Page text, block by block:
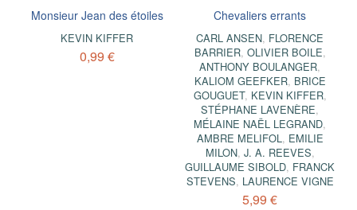
Monsieur Jean des étoiles
KEVIN KIFFER
0,99 €
Chevaliers errants
CARL ANSEN, FLORENCE
BARRIER, OLIVIER BOILE,
ANTHONY BOULANGER,
KALIOM GEEFKER, BRICE
GOUGUET, KEVIN KIFFER,
STÉPHANE LAVENÈRE,
MÉLAINE NAËL LEGRAND,
AMBRE MELIFOL, EMILIE
MILON, J. A. REEVES,
GUILLAUME SIBOLD, FRANCK
STEVENS, LAURENCE VIGNE
5,99 €